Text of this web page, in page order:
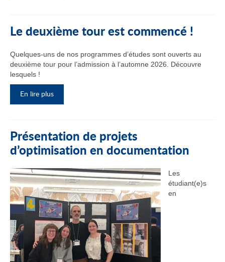
Le deuxième tour est commencé !
Quelques-uns de nos programmes d’études sont ouverts au
deuxième tour pour l’admission à l’automne 2026. Découvre
lesquels !
En lire plus
Présentation de projets
d’optimisation en documentation
Les
étudiant(e)s
en